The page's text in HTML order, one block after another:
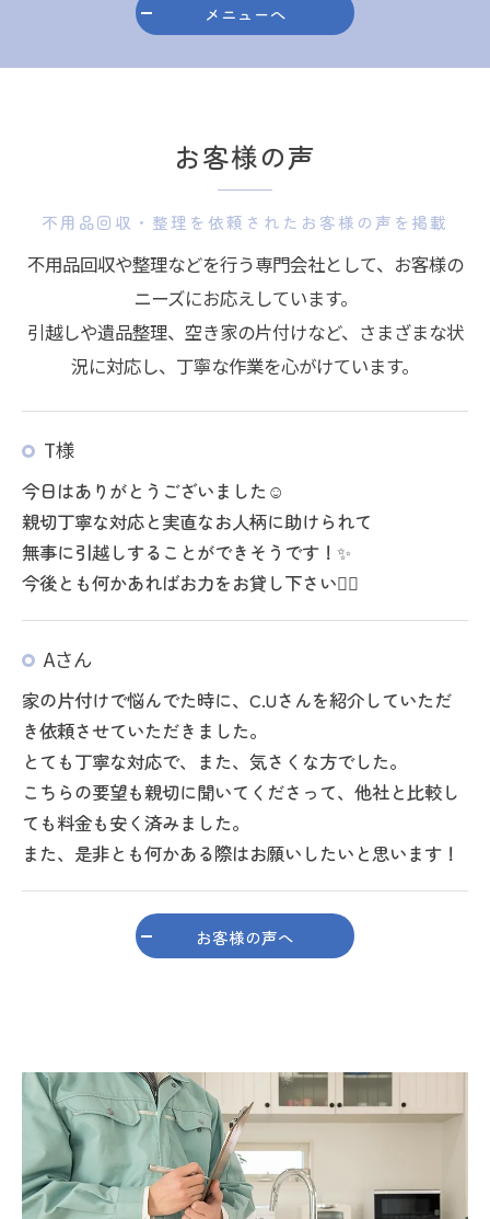
メニューへ
不用品回収・整理を依頼されたお客様の声を掲載
お客様の声
不用品回収や整理などを行う専門会社として、お客様の
ニーズにお応えしています。
引越しや遺品整理、空き家の片付けなど、さまざまな状
況に対応し、丁寧な作業を心がけています。
T様
今日はありがとうございました☺️
親切丁寧な対応と実直なお人柄に助けられて
無事に引越しすることができそうです！✨
今後とも何かあればお力をお貸し下さい🙇‍♂️
Aさん
家の片付けで悩んでた時に、C.Uさんを紹介していただ
き依頼させていただきました。
とても丁寧な対応で、また、気さくな方でした。
こちらの要望も親切に聞いてくださって、他社と比較し
ても料金も安く済みました。
また、是非とも何かある際はお願いしたいと思います！
お客様の声へ